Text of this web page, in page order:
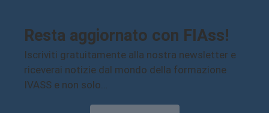
Resta aggiornato con FIAss!
Iscriviti gratuitamente alla nostra newsletter e
riceverai notizie dal mondo della formazione
IVASS e non solo…